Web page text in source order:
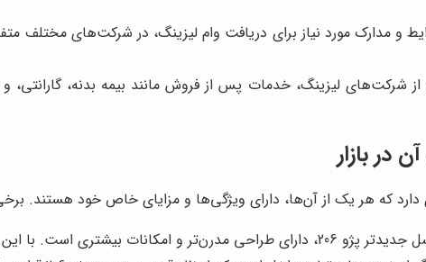
و مدارک مورد نیاز برای دریافت وام لیزینگ، در شرکت‌های مختلف
شرکت‌های لیزینگ، خدمات پس از فروش مانند بیمه بدنه،